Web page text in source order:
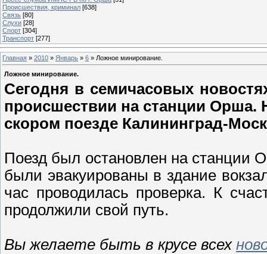
Проиcшествия, криминал [638]
Связь [80]
Слухи [28]
Спорт [304]
Транспорт [277]
Главная » 2010 » Январь » 6 » Ложное минирование.
Ложное минирование.
Сегодня в семичасовых
происшествии на станции Орша.
скором поезде Калининград-
Поезд был остановлен на станции
были эвакуированы в здание
час проводилась проверка. К
продолжили свой путь.
Вы желаете быть в крусе всех